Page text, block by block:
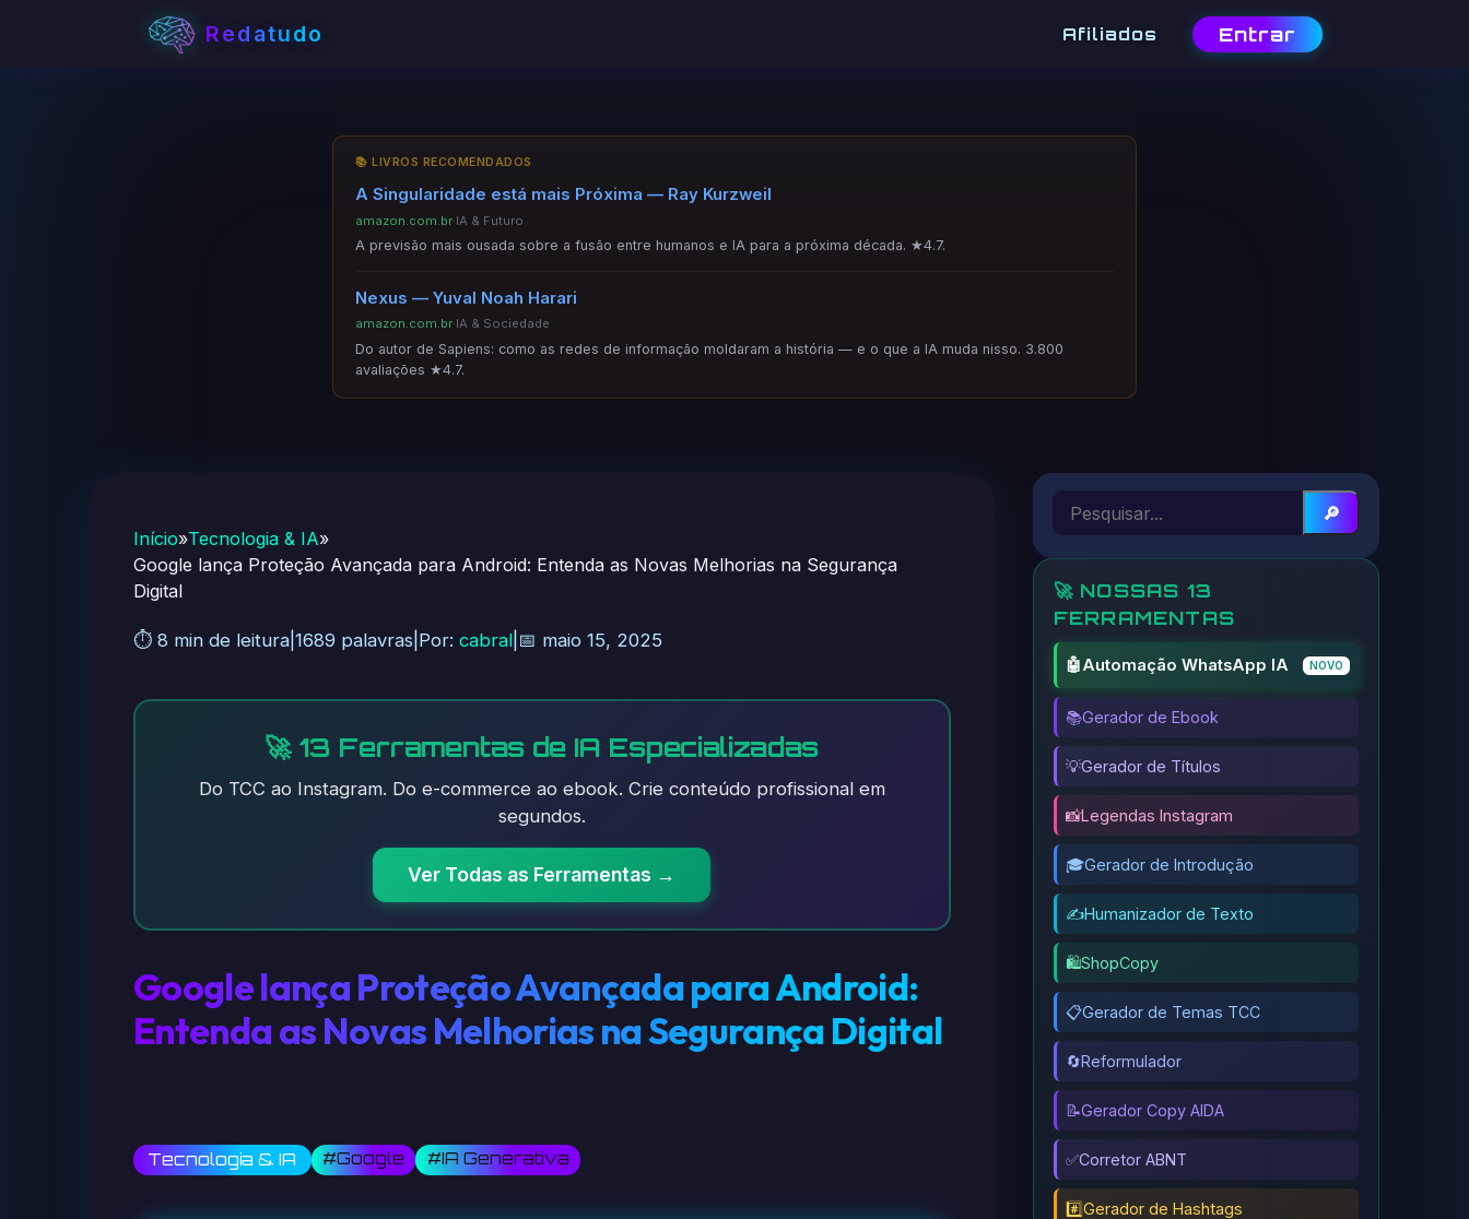
Redatudo Afiliados Entrar
📚 LIVROS RECOMENDADOS
A Singularidade está mais Próxima — Ray Kurzweil
amazon.com.br·IA & Futuro
A previsão mais ousada sobre a fusão entre humanos e IA para a próxima década. ★4.7.
Nexus — Yuval Noah Harari
amazon.com.br·IA & Sociedade
Do autor de Sapiens: como as redes de informação moldaram a história — e o que a IA muda nisso. 3.800
avaliações ★4.7.
Início»Tecnologia & IA»
Google lança Proteção Avançada para Android: Entenda as Novas Melhorias na Segurança
Digital
⏱️ 8 min de leitura 1689 palavras Por: cabral 📅 maio 15, 2025
🚀 13 Ferramentas de IA Especializadas
Do TCC ao Instagram. Do e-commerce ao ebook. Crie conteúdo profissional em
segundos.
Ver Todas as Ferramentas →
Google lança Proteção Avançada para Android:
Entenda as Novas Melhorias na Segurança Digital
Tecnologia & IA #Google #IA Generativa
🔎
🚀 NOSSAS 13
FERRAMENTAS
🤖Automação WhatsApp IA NOVO
📚Gerador de Ebook
💡Gerador de Títulos
📸Legendas Instagram
🎓Gerador de Introdução
✍️Humanizador de Texto
🛍️ShopCopy
📋Gerador de Temas TCC
🔄Reformulador
📝Gerador Copy AIDA
✅Corretor ABNT
#️⃣Gerador de Hashtags